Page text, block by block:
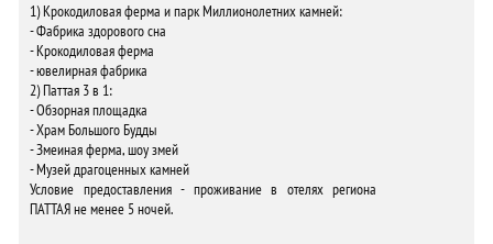
1) Крокодиловая ферма и парк Миллионолетних камней:
- Фабрика здорового сна
- Крокодиловая ферма
- ювелирная фабрика
2) Паттая 3 в 1:
- Обзорная площадка
- Храм Большого Будды
- Змеиная ферма, шоу змей
- Музей драгоценных камней
Условие предоставления - проживание в отелях региона
ПАТТАЯ не менее 5 ночей.